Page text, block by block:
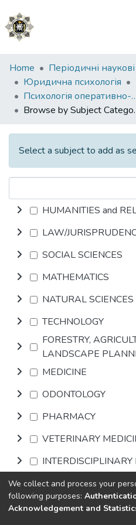
Communities
&
Collections
All of DSpace
Home
Юридична психологія
Психологія оперативно-
Select a subject to add as
HUMANITIES and
LAW/
SOCIAL SCIENCES
MATHEMATICS
NATURAL SCIENCES
TECHNOLOGY
FORESTRY,
LANDSCAPE
MEDICINE
ODONTOLOGY
PHARMACY
VETERINARY
Browse
We collect and process your
following purposes:
Acknowledgement and